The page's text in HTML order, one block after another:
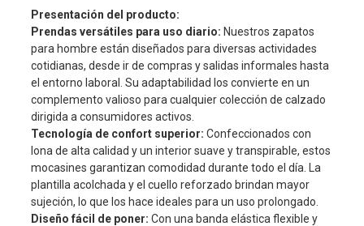
Presentación del producto:
Prendas versátiles para uso diario: Nuestros zapatos
para hombre están diseñados para diversas actividades
cotidianas, desde ir de compras y salidas informales hasta
el entorno laboral. Su adaptabilidad los convierte en un
complemento valioso para cualquier colección de calzado
dirigida a consumidores activos.
Tecnología de confort superior: Confeccionados con
lona de alta calidad y un interior suave y transpirable, estos
mocasines garantizan comodidad durante todo el día. La
plantilla acolchada y el cuello reforzado brindan mayor
sujeción, lo que los hace ideales para un uso prolongado.
Diseño fácil de poner: Con una banda elástica flexible y